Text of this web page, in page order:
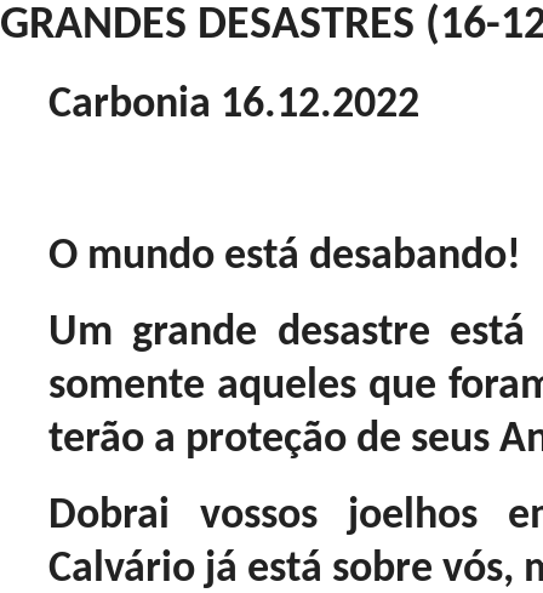
GRANDES DESASTRES (16-
Carbonia 16.12.2022
O mundo está desabando!
Um grande desastre
somente aqueles que
terão a proteção de seus
Dobrai vossos joelhos
Calvário já está sobre vós,